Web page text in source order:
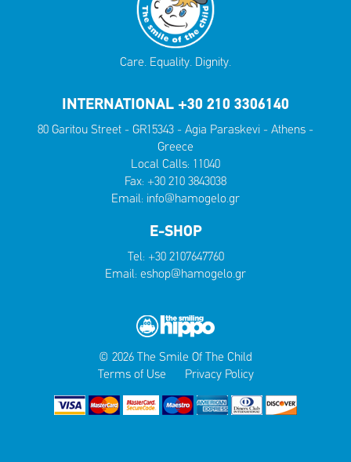
Care. Equality. Dignity.
INTERNATIONAL +30 210 3306140
80 Garitou Street - GR15343 - Agia Paraskevi - Athens -
Greece
Local Calls: 11040
Fax: +30 210 3843038
Email: info@hamogelo.gr
E-SHOP
Tel: +30 2107647760
Email: eshop@hamogelo.gr
© 2026 The Smile Of The Child
Terms of Use
Privacy Policy